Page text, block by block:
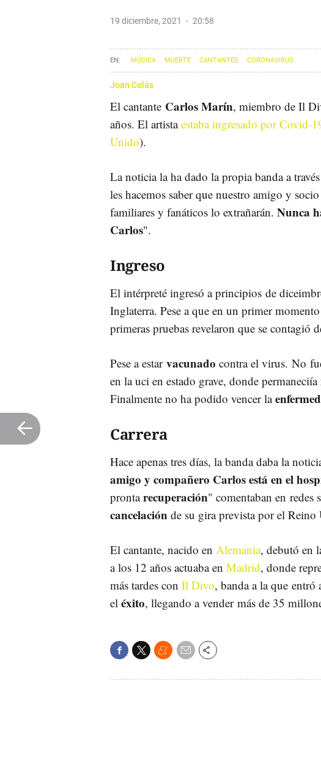
19 diciembre, 2021 20:58
MÚSICA MUERTE CANTANTES CORONAVIRUS
Joan Colás
El cantante Carlos Marín, miembro de Il
años. El artistaestaba ingresado por Covid-
Unido).
La noticia la ha dado la propia banda a
les hacemos saber que nuestro amigo y
familiares y fanáticos lo extrañarán. Nunca
Carlos".
Ingreso
El intérpreté ingresó a principios de
Inglaterra. Pese a que en un primer
primeras pruebas revelaron que se contagió
Pese a estar vacunado contra el virus. No
en la uci en estado grave, donde permaneciía
Finalmente no ha podido vencer la
Carrera
Hace apenas tres días, la banda daba la
amigo y compañero Carlos está en el
prontarecuperación" comentaban en redes
cancelación de su gira prevista por el Reino
El cantante, nacido en Alemania, debutó en
a los 12 años actuaba en Madrid, donde
más tardes con Il Divo, banda a la que
el éxito, llegando a vender más de 35